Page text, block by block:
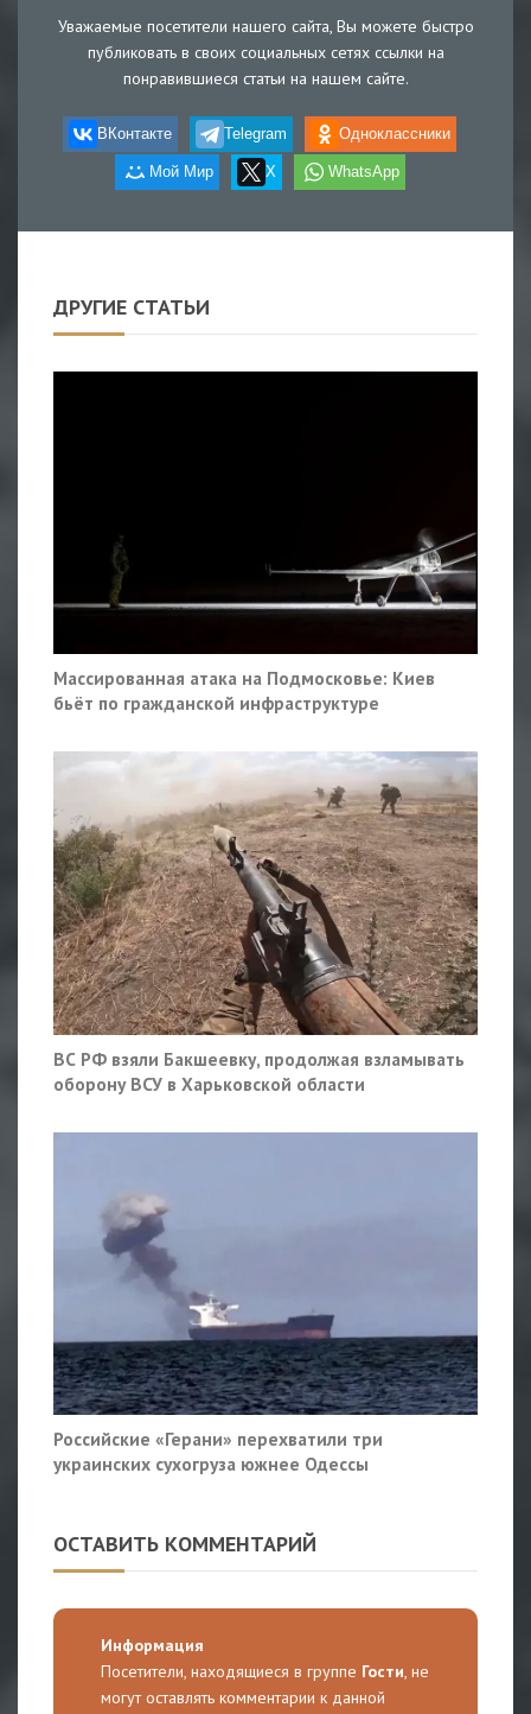
Уважаемые посетители нашего сайта, Вы можете быстро
публиковать в своих социальных сетях ссылки на
понравившиеся статьи на нашем сайте.
ВКонтакте Telegram Одноклассники
Мой Мир X WhatsApp
ДРУГИЕ СТАТЬИ
Массированная атака на Подмосковье: Киев
бьёт по гражданской инфраструктуре
ВС РФ взяли Бакшеевку, продолжая взламывать
оборону ВСУ в Харьковской области
Российские «Герани» перехватили три
украинских сухогруза южнее Одессы
ОСТАВИТЬ КОММЕНТАРИЙ
Информация
Посетители, находящиеся в группе Гости , не
могут оставлять комментарии к данной